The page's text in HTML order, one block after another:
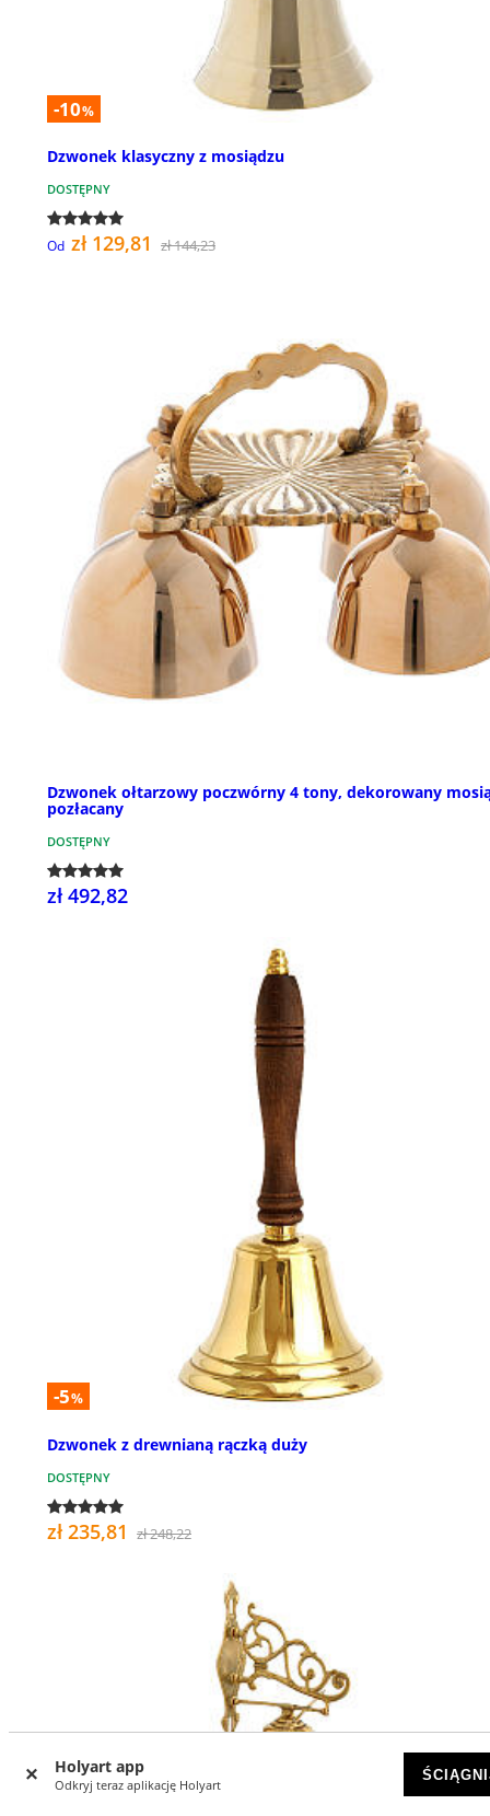
Holyart app
Odkryj teraz aplikację Holyart
-10%
Dzwonek klasyczny z mosiądzu
DOSTĘPNY
Od zł 129,81 zł 144,23
Dzwonek ołtarzowy poczwórny 4 tony, dekorowany
pozłacany
DOSTĘPNY
zł 492,82
-5%
Dzwonek z drewnianą rączką duży
DOSTĘPNY
zł 235,81 zł 248,22